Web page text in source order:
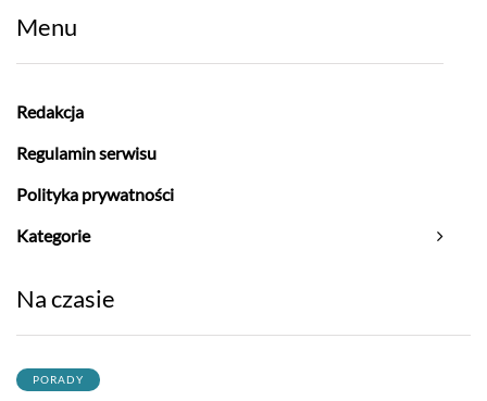
Menu
Redakcja
Regulamin serwisu
Polityka prywatności
Kategorie
Na czasie
PORADY